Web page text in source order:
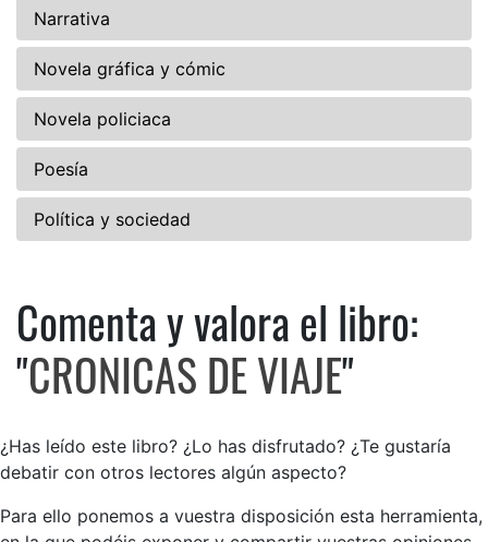
Narrativa
Novela gráfica y cómic
Novela policiaca
Poesía
Política y sociedad
Comenta y valora el libro:
Comenta y valora el libro:
"CRONICAS DE VIAJE"
¿Has leído este libro? ¿Lo has disfrutado? ¿Te gustaría
debatir con otros lectores algún aspecto?
Para ello ponemos a vuestra disposición esta herramienta,